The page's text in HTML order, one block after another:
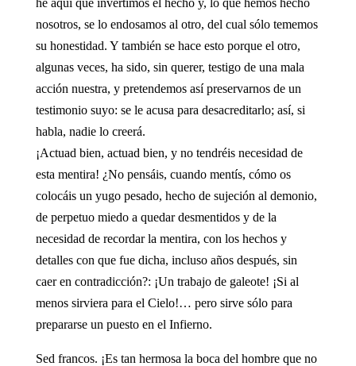
nosotros, se lo endosamos al otro, del cual sólo tememos
su honestidad. Y también se hace esto porque el otro,
algunas veces, ha sido, sin querer, testigo de una mala
acción nuestra, y pretendemos así preservarnos de un
testimonio suyo: se le acusa para desacreditarlo; así, si
habla, nadie lo creerá.
¡Actuad bien, actuad bien, y no tendréis necesidad de
esta mentira! ¿No pensáis, cuando mentís, cómo os
colocáis un yugo pesado, hecho de sujeción al demonio,
de perpetuo miedo a quedar desmentidos y de la
necesidad de recordar la mentira, con los hechos y
detalles con que fue dicha, incluso años después, sin
caer en contradicción?: ¡Un trabajo de galeote! ¡Si al
menos sirviera para el Cielo!… pero sirve sólo para
prepararse un puesto en el Infierno.
Sed francos. ¡Es tan hermosa la boca del hombre que no